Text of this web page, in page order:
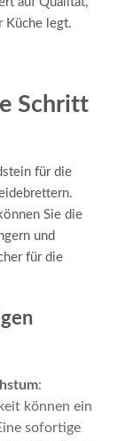
Küche legt.
Schritt
für die
Sie die
und
für die
:
können ein
sofortige